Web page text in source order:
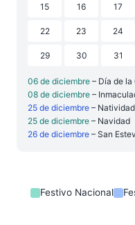
15 16 17
22 23 24
29 30 31
06 de diciembre – Día de
08 de diciembre –
25 de diciembre –
25 de diciembre – Navidad
26 de diciembre – San
Festivo Nacional